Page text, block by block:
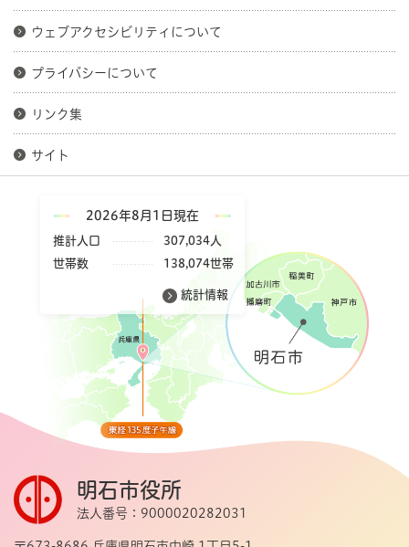
ウェブアクセシビリティについて
プライバシーについて
リンク集
サイト
2026年8月1日現在
推計人口
307,034人
世帯数
138,074世帯
統計情報
明石市役所
法人番号：9000020282031